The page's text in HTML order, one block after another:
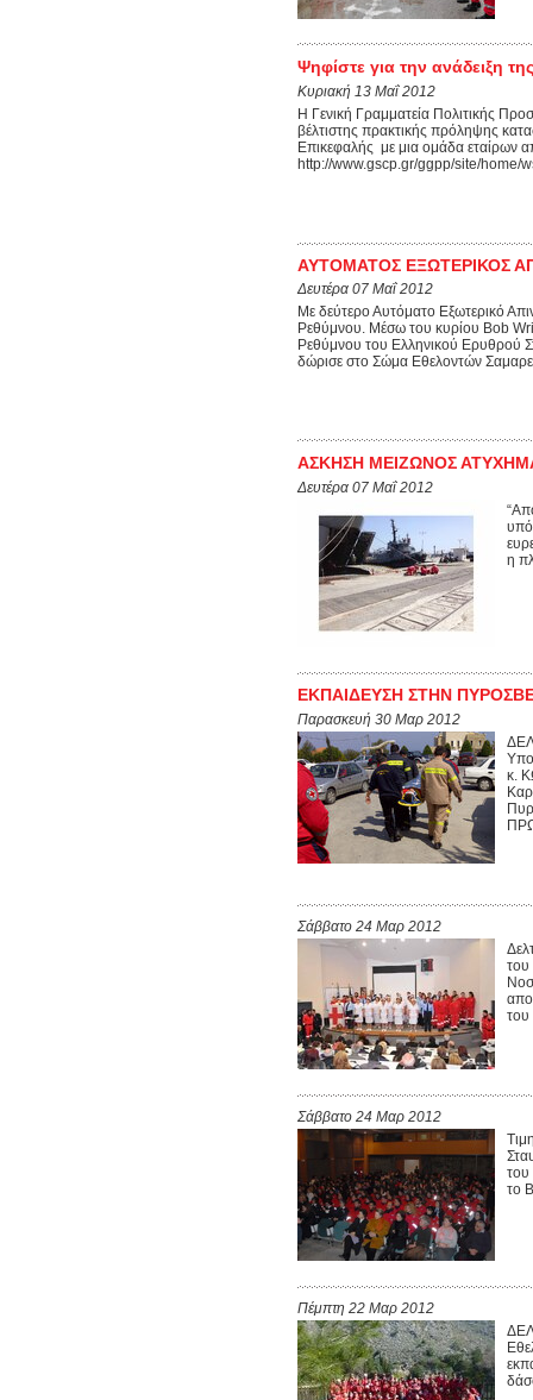
Ψηφίστε για την ανάδειξη
Κυριακή 13 Μαΐ 2012
Η Γενική Γραμματεία Πολιτικής
βέλτιστης πρακτικής πρόληψης
Επικεφαλής με μια ομάδα
http://www.gscp.gr/ggpp/site/
ΑΥΤΟΜΑΤΟΣ ΕΞΩΤΕΡΙΚΟΣ
Δευτέρα 07 Μαΐ 2012
Με δεύτερο Αυτόματο Εξωτερικό
Ρεθύμνου. Μέσω του κυρίου Bob
Ρεθύμνου του Ελληνικού Ερυθρού
δώρισε στο Σώμα Εθελοντών
ΑΣΚΗΣΗ ΜΕΙΖΩΝΟΣ
Δευτέρα 07 Μαΐ 2012
υπό
η
ΕΚΠΑΙΔΕΥΣΗ ΣΤΗΝ
Παρασκευή 30 Μαρ 2012
κ.
Σάββατο 24 Μαρ 2012
Σάββατο 24 Μαρ 2012
του
το
Πέμπτη 22 Μαρ 2012